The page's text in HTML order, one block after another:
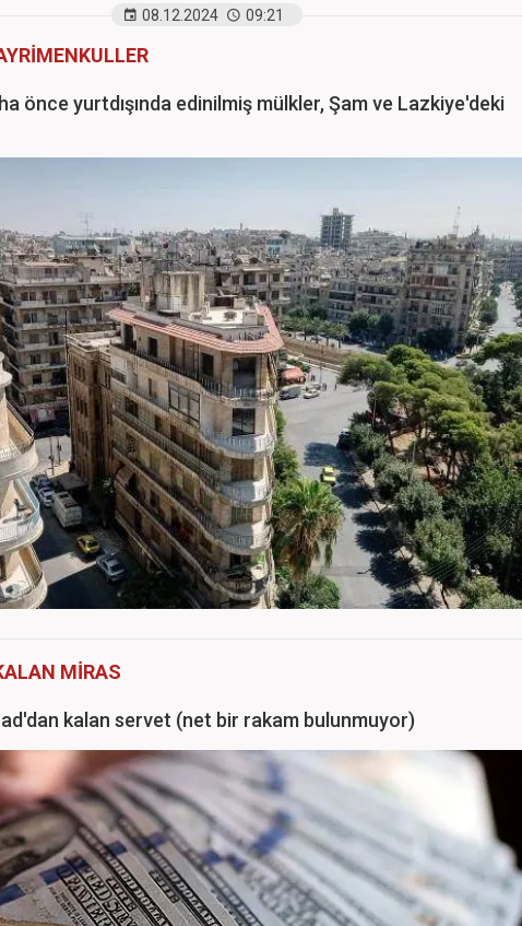
08.12.2024 09:21
önce yurtdışında edinilmiş mülkler, Şam ve Lazkiye'deki
MİRAS
kalan servet (net bir rakam bulunmuyor)